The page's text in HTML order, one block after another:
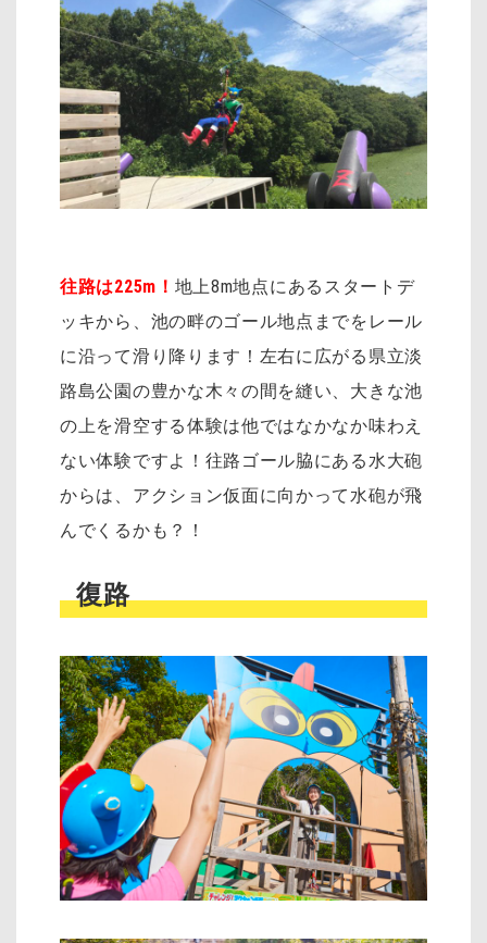
往路は225m！ 地上8m地点にあるスタートデ
ッキから、池の畔のゴール地点までをレール
に沿って滑り降ります！左右に広がる県立淡
路島公園の豊かな木々の間を縫い、大きな池
の上を滑空する体験は他ではなかなか味わえ
ない体験ですよ！往路ゴール脇にある水大砲
からは、アクション仮面に向かって水砲が飛
んでくるかも？！
復路